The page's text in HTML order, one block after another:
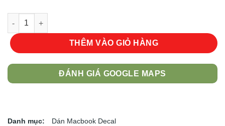
Mẫu Dán Trang Trí Macbook Mac - 335 số lượng
THÊM VÀO GIỎ HÀNG
ĐÁNH GIÁ GOOGLE MAPS
Danh mục: Dán Macbook Decal